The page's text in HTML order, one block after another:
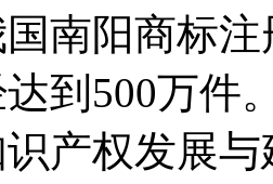
南阳商标
到500万件
产权发展